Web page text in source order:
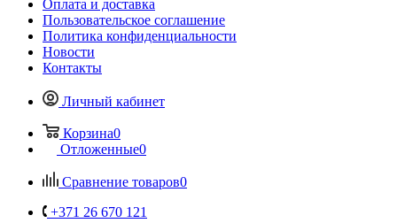
Оплата и доставка
Пользовательское соглашение
Политика конфиденциальности
Новости
Контакты
Личный кабинет
Корзина0
Отложенные0
Сравнение товаров0
+371 26 670 121